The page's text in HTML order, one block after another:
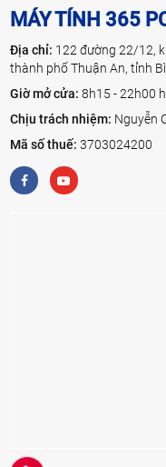
MÁY TÍNH 365
Địa chỉ: 122 đường 22/12,
thành phố Thuận An, tỉnh
Giờ mở cửa:8h15 - 22h00
Chịu trách nhiệm: Nguyễn
Mã số thuế:3703024200